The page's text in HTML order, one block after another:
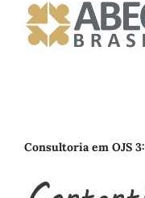
Consultoria em OJS 3: